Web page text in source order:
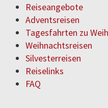
Reiseangebote
Adventsreisen
Tagesfahrten zu
Weihnachtsreisen
Silvesterreisen
Reiselinks
FAQ